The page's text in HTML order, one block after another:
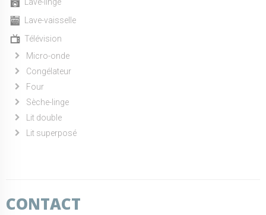
Lave-linge
Lave-vaisselle
Télévision
Micro-onde
Congélateur
Four
Sèche-linge
Lit double
Lit superposé
CONTACT